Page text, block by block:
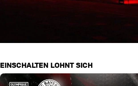
EINSCHALTEN LOHNT SICH